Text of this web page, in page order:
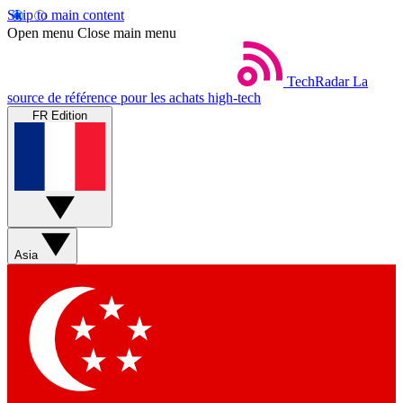
Skip to main content
Open menu Close main menu
TechRadar La
source de référence pour les achats high-tech
FR Edition
Asia